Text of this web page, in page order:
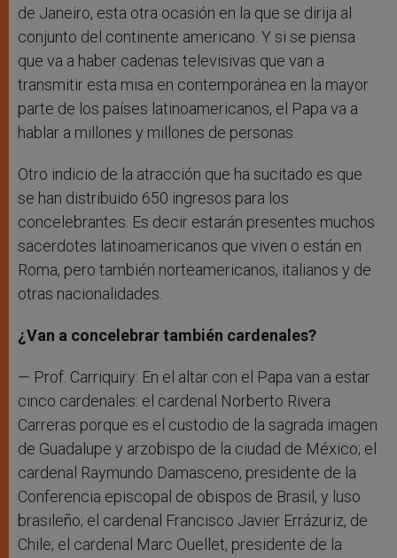
de Janeiro, esta otra ocasión en la que se dirija al
conjunto del continente americano. Y si se piensa
que va a haber cadenas televisivas que van a
transmitir esta misa en contemporánea en la mayor
parte de los países latinoamericanos, el Papa va a
hablar a millones y millones de personas.
Otro indicio de la atracción que ha sucitado es que
se han distribuido 650 ingresos para los
concelebrantes. Es decir estarán presentes muchos
sacerdotes latinoamericanos que viven o están en
Roma, pero también norteamericanos, italianos y de
otras nacionalidades.
¿Van a concelebrar también cardenales?
— Prof. Carriquiry: En el altar con el Papa van a estar
cinco cardenales: el cardenal Norberto Rivera
Carreras porque es el custodio de la sagrada imagen
de Guadalupe y arzobispo de la ciudad de México; el
cardenal Raymundo Damasceno, presidente de la
Conferencia episcopal de obispos de Brasil, y luso
brasileño; el cardenal Francisco Javier Errázuriz, de
Chile; el cardenal Marc Ouellet, presidente de la